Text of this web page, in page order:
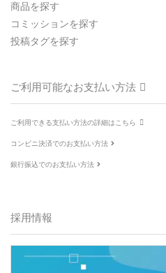
商品を探す
コミッションを探す
投稿タグを探す
ご利用可能なお支払い方法
ご利用できる支払い方法の詳細はこちら
コンビニ決済でのお支払い方法
銀行振込でのお支払い方法
採用情報